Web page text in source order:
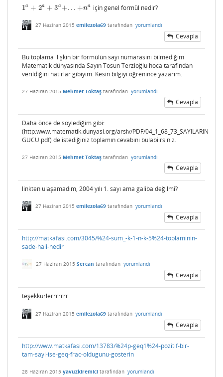
1a + 2a + 3a +. . . +na
1a +2 a+3 a+ ...+na için genel formül nedir?
27 Haziran 2015 emilezola69 tarafından yorumlandı
Cevapla
Bu toplama ilişkin bir formülün sayı numarasını bilmediğim
Matematik dünyasında Sayın Tosun Terzioğlu hoca tarafından
verildiğini hatırlar gibiyim. Kesin bilgiyi öğrenince yazarım.
27 Haziran 2015 Mehmet Toktaş tarafından yorumlandı
Cevapla
Daha önce de söylediğim gibi:
(http:www.matematik.dunyasi.org/arsiv/PDF/04_1_68_73_SAYILARIN
GUCU.pdf) de istediğiniz toplamın cevabını bulabiirsiniz.
27 Haziran 2015 Mehmet Toktaş tarafından yorumlandı
Cevapla
linkten ulaşamadım, 2004 yılı 1. sayı ama galiba değilmi?
27 Haziran 2015 emilezola69 tarafından yorumlandı
Cevapla
http://matkafasi.com/3045/%24-sum_-k-1-n-k-5%24-toplaminin-
sade-hali-nedir
27 Haziran 2015 Sercan tarafından yorumlandı
Cevapla
teşekkürlerrrrrrr
27 Haziran 2015 emilezola69 tarafından yorumlandı
Cevapla
http://www.matkafasi.com/13783/%24p-geq1%24-pozitif-bir-
tam-sayi-ise-geq-frac-oldugunu-gosterin
28 Haziran 2015 yavuzkiremici tarafından yorumlandı